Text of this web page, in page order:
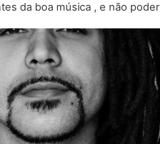
da boa música , e não